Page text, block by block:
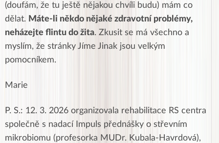
(doufám, že tu ještě nějakou chvíli budu) mám co
dělat. Máte-li někdo nějaké zdravotní problémy,
neházejte flintu do žita. Zkusit se má všechno a
myslím, že stránky Jíme Jinak jsou velkým
pomocníkem.
Marie
P. S.: 12. 3. 2026 organizovala rehabilitace RS centra
společně s nadací Impuls přednášky o střevním
mikrobiomu (profesorka MUDr. Kubala-Havrdová),